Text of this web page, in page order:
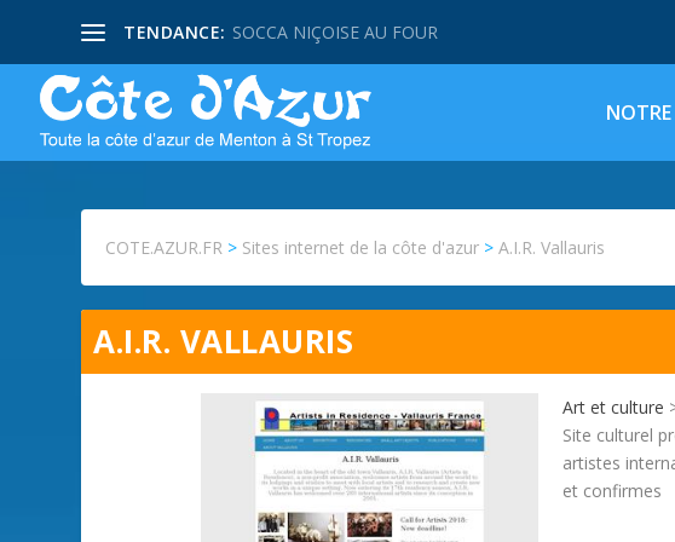
TENDANCE: SOCCA NIÇOISE AU FOUR
COTE.AZUR.FR > Sites internet de la côte d'azur >A.I.R. Vallauris
A.I.R. VALLAURIS
Art et culture
Site culturel
artistes
et confirmes